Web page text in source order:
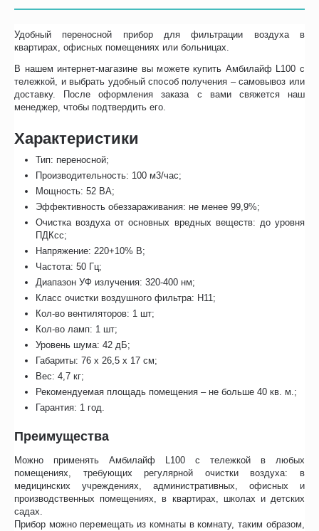
Удобный переносной прибор для фильтрации воздуха в
квартирах, офисных помещениях или больницах.
В нашем интернет-магазине вы можете купить Амбилайф L100 с
тележкой, и выбрать удобный способ получения – самовывоз или
доставку. После оформления заказа с вами свяжется наш
менеджер, чтобы подтвердить его.
Характеристики
Тип: переносной;
Производительность: 100 м3/час;
Мощность: 52 ВА;
Эффективность обеззараживания: не менее 99,9%;
Очистка воздуха от основных вредных веществ: до уровня
ПДКсс;
Напряжение: 220+10% В;
Частота: 50 Гц;
Диапазон УФ излучения: 320-400 нм;
Класс очистки воздушного фильтра: Н11;
Кол-во вентиляторов: 1 шт;
Кол-во ламп: 1 шт;
Уровень шума: 42 дБ;
Габариты: 76 х 26,5 х 17 см;
Вес: 4,7 кг;
Рекомендуемая площадь помещения – не больше 40 кв. м.;
Гарантия: 1 год.
Преимущества
Можно применять Амбилайф L100 с тележкой в любых
помещениях, требующих регулярной очистки воздуха: в
медицинских учреждениях, административных, офисных и
производственных помещениях, в квартирах, школах и детских
садах.
Прибор можно перемещать из комнаты в комнату, таким образом,